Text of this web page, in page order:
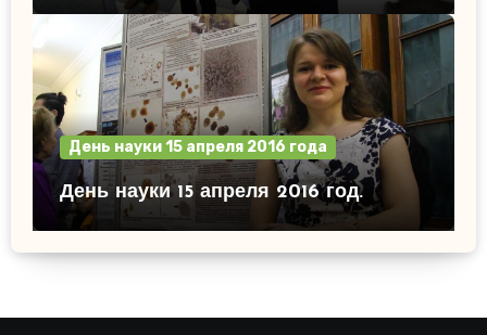
День науки 15 апреля 2016 года
День науки 15 апреля 2016 год.